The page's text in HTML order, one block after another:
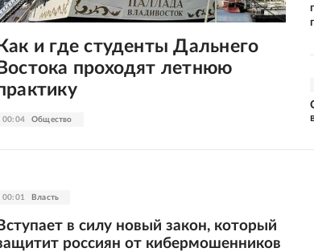
00:04 Общество
и где студенты Дальнего
проходят летнюю
00:01 Власть
Вступает в силу новый закон, который
россиян от кибермошенников